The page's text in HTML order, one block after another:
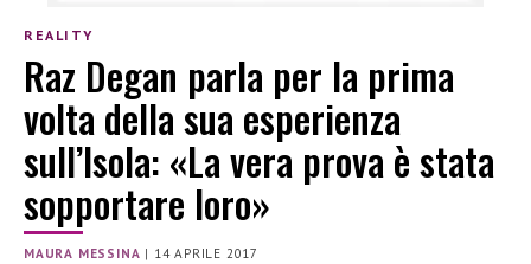
REALITY
Raz Degan parla per la prima
volta della sua esperienza
sull’Isola: «La vera prova è stata
sopportare loro»
MAURA MESSINA | 14 APRILE 2017